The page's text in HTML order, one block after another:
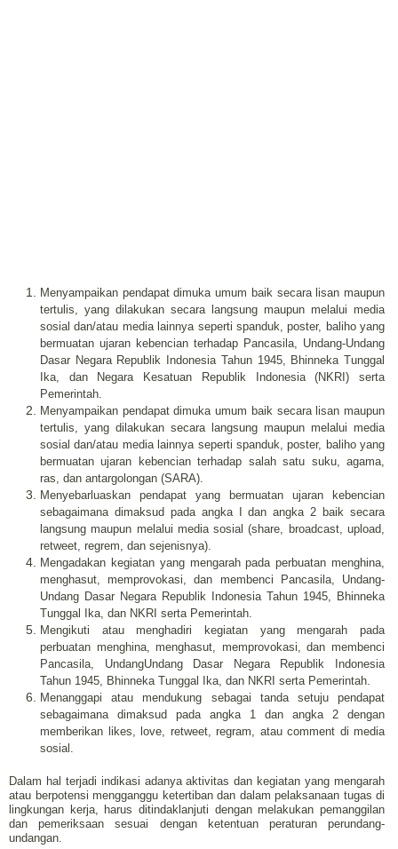
Menyampaikan pendapat dimuka umum baik secara lisan maupun
tertulis, yang dilakukan secara langsung maupun melalui media
sosial dan/atau media lainnya seperti spanduk, poster, baliho yang
bermuatan ujaran kebencian terhadap Pancasila, Undang-Undang
Dasar Negara Republik Indonesia Tahun 1945, Bhinneka Tunggal
Ika, dan Negara Kesatuan Republik Indonesia (NKRI) serta
Pemerintah.
Menyampaikan pendapat dimuka umum baik secara lisan maupun
tertulis, yang dilakukan secara langsung maupun melalui media
sosial dan/atau media lainnya seperti spanduk, poster, baliho yang
bermuatan ujaran kebencian terhadap salah satu suku, agama,
ras, dan antargolongan (SARA).
Menyebarluaskan pendapat yang bermuatan ujaran kebencian
sebagaimana dimaksud pada angka I dan angka 2 baik secara
langsung maupun melalui media sosial (share, broadcast, upload,
retweet, regrem, dan sejenisnya).
Mengadakan kegiatan yang mengarah pada perbuatan menghina,
menghasut, memprovokasi, dan membenci Pancasila, Undang-
Undang Dasar Negara Republik Indonesia Tahun 1945, Bhinneka
Tunggal Ika, dan NKRI serta Pemerintah.
Mengikuti atau menghadiri kegiatan yang mengarah pada
perbuatan menghina, menghasut, memprovokasi, dan membenci
Pancasila, UndangUndang Dasar Negara Republik Indonesia
Tahun 1945, Bhinneka Tunggal Ika, dan NKRI serta Pemerintah.
Menanggapi atau mendukung sebagai tanda setuju pendapat
sebagaimana dimaksud pada angka 1 dan angka 2 dengan
memberikan likes, love, retweet, regram, atau comment di media
sosial.
Dalam hal terjadi indikasi adanya aktivitas dan kegiatan yang mengarah
atau berpotensi mengganggu ketertiban dan dalam pelaksanaan tugas di
lingkungan kerja, harus ditindaklanjuti dengan melakukan pemanggilan
dan pemeriksaan sesuai dengan ketentuan peraturan perundang-
undangan.